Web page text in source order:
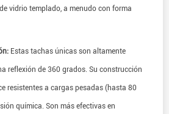
vidrio templado, a menudo con forma
Estas tachas únicas son altamente
reflexión de 360 grados. Su construcción
resistentes a cargas pesadas (hasta 80
química. Son más efectivas en